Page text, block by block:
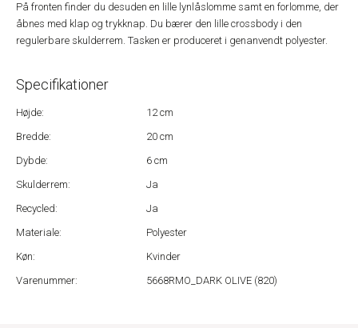
På fronten finder du desuden en lille lynlåslomme samt en forlomme, der
åbnes med klap og trykknap. Du bærer den lille crossbody i den
regulerbare skulderrem. Tasken er produceret i genanvendt polyester.
Specifikationer
Højde:
12 cm
Bredde:
20 cm
Dybde:
6 cm
Skulderrem:
Ja
Recycled:
Ja
Materiale:
Polyester
Køn:
Kvinder
Varenummer:
5668RMO_DARK OLIVE (820)